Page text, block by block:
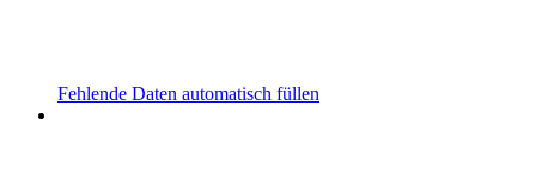
Fehlende Daten automatisch füllen